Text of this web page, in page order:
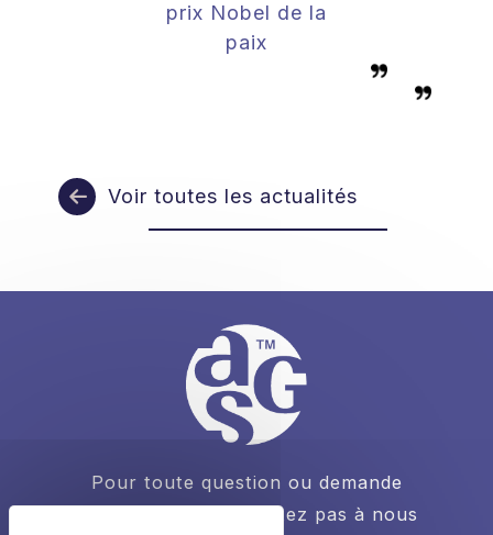
prix Nobel de la
paix
Voir toutes les actualités
Pour toute question ou demande
d’informations, n’hésitez pas à nous